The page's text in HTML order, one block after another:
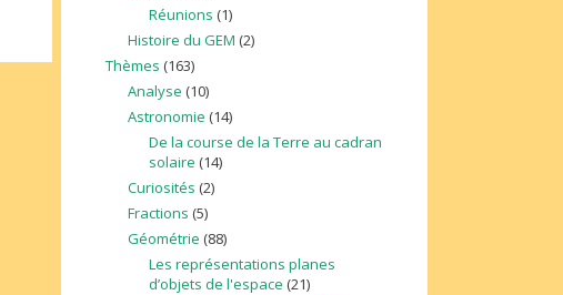
Réunions (1)
Histoire du GEM (2)
Thèmes (163)
Analyse (10)
Astronomie (14)
De la course de la Terre au cadran
solaire (14)
Curiosités (2)
Fractions (5)
Géométrie (88)
Les représentations planes
d’objets de l'espace (21)